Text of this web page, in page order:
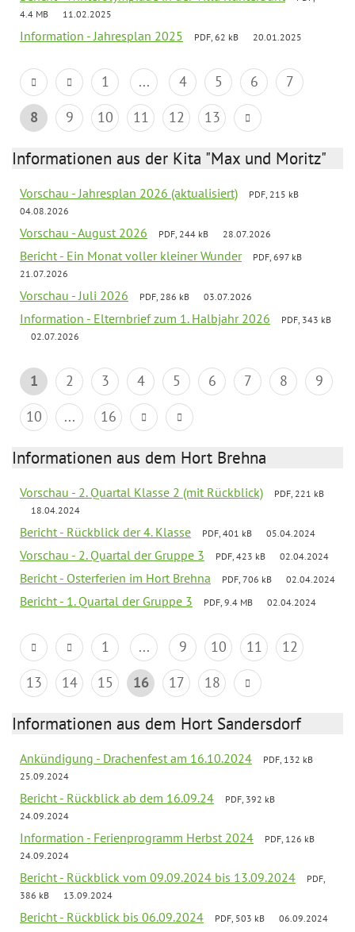
4.4 MB
11.02.2025
Information - Jahresplan 2025 PDF, 62 kB 20.01.2025
1 ... 4 5 6
7
8
9 10 11 12 13
Informationen aus der Kita "Max und Moritz"
Vorschau - Jahresplan 2026 (aktualisiert)
PDF, 215 kB
04.08.2026
Vorschau - August 2026 PDF, 244 kB 28.07.2026
Bericht - Ein Monat voller kleiner Wunder
PDF, 697 kB
21.07.2026
Vorschau - Juli 2026 PDF, 286 kB 03.07.2026
Information - Elternbrief zum 1. Halbjahr 2026
PDF, 343 kB
02.07.2026
1 2 3 4 5 6 7 8
9
10
... 16
Informationen aus dem Hort Brehna
Vorschau - 2. Quartal Klasse 2 (mit Rückblick)
PDF, 221 kB
18.04.2024
Bericht - Rückblick der 4. Klasse PDF, 401 kB 05.04.2024
Vorschau - 2. Quartal der Gruppe 3 PDF, 423 kB 02.04.2024
Bericht - Osterferien im Hort Brehna PDF, 706 kB 02.04.2024
Bericht - 1. Quartal der Gruppe 3 PDF, 9.4 MB 02.04.2024
1 ... 9 10 11
12
13
14 15 16 17 18
Informationen aus dem Hort Sandersdorf
Ankündigung - Drachenfest am 16.10.2024
PDF, 132 kB
25.09.2024
Bericht - Rückblick ab dem 16.09.24
PDF, 392 kB
24.09.2024
Information - Ferienprogramm Herbst 2024
PDF, 126 kB
24.09.2024
Bericht - Rückblick vom 09.09.2024 bis 13.09.2024
PDF,
386 kB
13.09.2024
Bericht - Rückblick bis 06.09.2024 PDF, 503 kB 06.09.2024